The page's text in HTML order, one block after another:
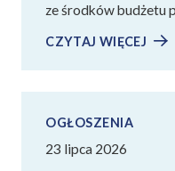
ze środków budżetu
CZYTAJ WIĘCEJ
OGŁOSZENIA
23 lipca 2026